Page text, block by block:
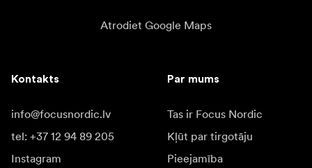
Atrodiet Google Maps
Kontakts
info@focusnordic.lv
tel: +37 12 94 89 205
Instagram
Par mums
Tas ir Focus Nordic
Kļūt par tirgotāju
Pieejamība